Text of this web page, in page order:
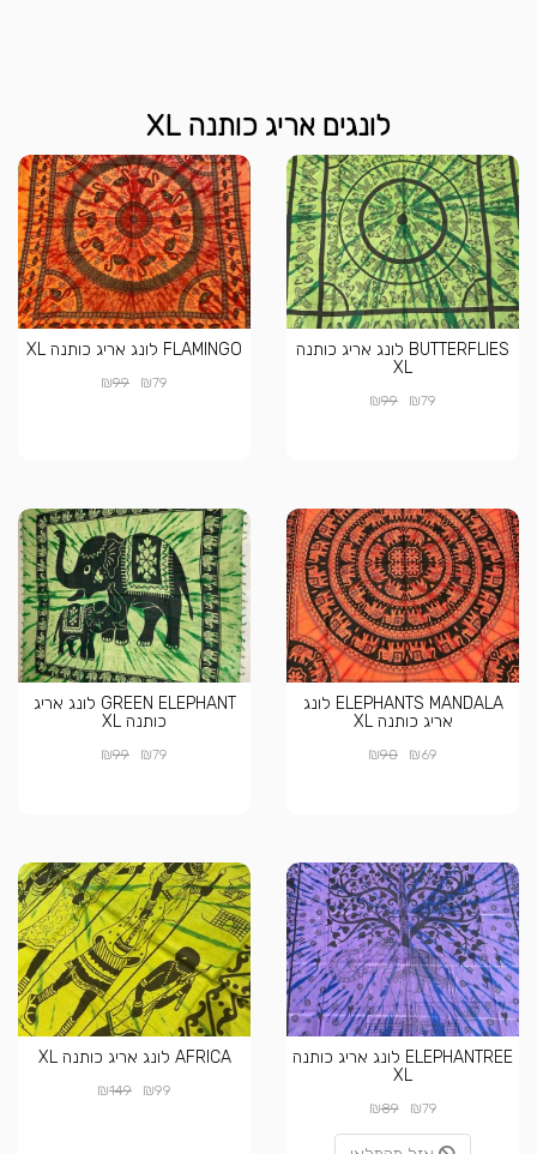
לונגים אריג כותנה XL
BUTTERFLIES לונג אריג כותנה
XL
₪79
₪99
FLAMINGO לונג אריג כותנה XL
₪79
₪99
ELEPHANTS MANDALA לונג
אריג כותנה XL
₪69
₪90
GREEN ELEPHANT לונג אריג
כותנה XL
₪79
₪99
ELEPHANTREE לונג אריג כותנה
XL
₪79
₪89
AFRICA לונג אריג כותנה XL
₪99
₪149